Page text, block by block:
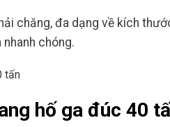
chăng, đa dạng về kích
chóng.
hố ga đúc 40